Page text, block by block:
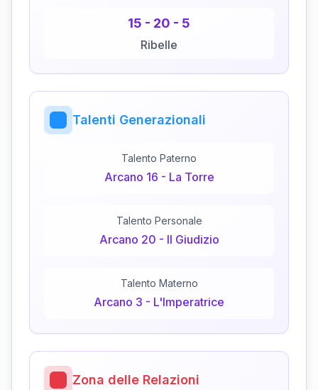
15 - 20 - 5
Ribelle
Talenti Generazionali
Talento Paterno
Arcano 16 - La Torre
Talento Personale
Arcano 20 - Il Giudizio
Talento Materno
Arcano 3 - L'Imperatrice
Zona delle Relazioni